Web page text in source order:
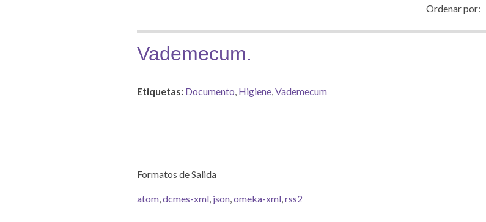
Ordenar por:
Vademecum.
Etiquetas: Documento, Higiene,Vademecum
Formatos de Salida
atom,dcmes-xml, json,omeka-xml,rss2